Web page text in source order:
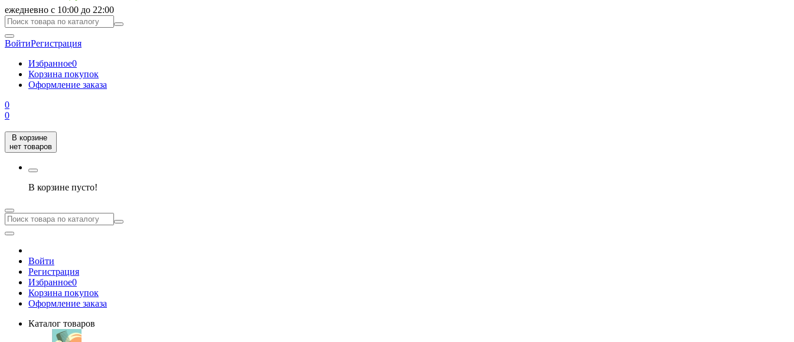
ежедневно с 10:00 до 22:00
ВойтиРегистрация
Избранное0
Корзина покупок
Оформление заказа
0
0
В корзине
нет товаров
В корзине пусто!
Войти
Регистрация
Избранное0
Корзина покупок
Оформление заказа
Каталог товаров